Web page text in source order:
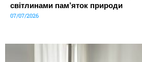
світлинами пам’яток природи
07/07/2026